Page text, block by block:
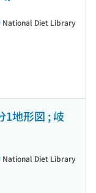
National Diet Library
1地形図 ; 岐
National Diet Library